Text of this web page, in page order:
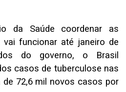
da Saúde coordenar as
funcionar até janeiro de
do governo, o Brasil
casos de tuberculose nas
72,6 mil novos casos por